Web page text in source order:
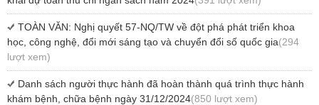
TOÀN VĂN: Nghị quyết 57-NQ/TW về đột phá phát triển khoa
học, công nghệ, đổi mới sáng tạo và chuyển đổi số quốc gia(294
lượt xem)
Danh sách người thực hành đã hoàn thành quá trình thực hành
khám bệnh, chữa bệnh ngày 31/12/2024(850 lượt xem)